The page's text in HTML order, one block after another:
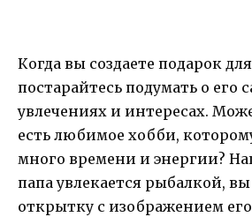
Когда вы создаете подарок
постарайтесь подумать о его
увлечениях и интересах.
есть любимое хобби,
много времени и энергии?
папа увлекается рыбалкой,
открытку с изображением